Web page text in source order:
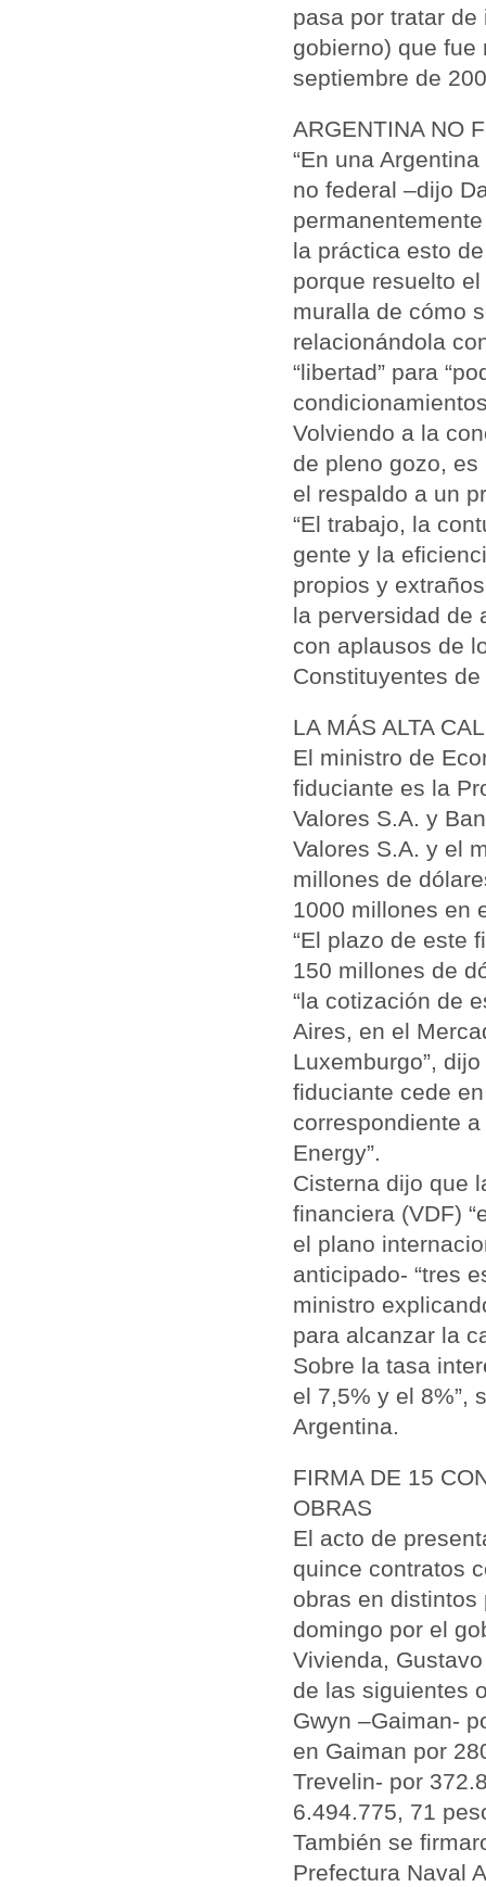
pasa por tratar
gobierno) que fue
septiembre de
ARGENTINA NO
“En una
no federal –dijo
la práctica esto
porque resuelto
muralla de cómo
relacionándola
“libertad” para
Volviendo a la
de pleno gozo,
el respaldo a un
“El trabajo, la
gente y la
propios y
la perversidad de
con aplausos de
Constituyentes
LA MÁS ALTA
El ministro de
fiduciante es la
Valores S.A. y
Valores S.A. y el
millones de
1000 millones en
“El plazo de este
150 millones de
“la cotización de
Aires, en el
Luxemburgo”,
fiduciante cede
correspondiente
Energy”.
Cisterna dijo que
financiera (VDF)
el plano
anticipado- “tres
ministro
para alcanzar la
Sobre la tasa
el 7,5% y el 8%”,
Argentina.
FIRMA DE 15
OBRAS
El acto de
quince contratos
obras en
domingo por el
Vivienda,
de las siguientes
Gwyn –Gaiman-
en Gaiman por
Trevelin- por
6.494.775, 71
También se
Prefectura Naval